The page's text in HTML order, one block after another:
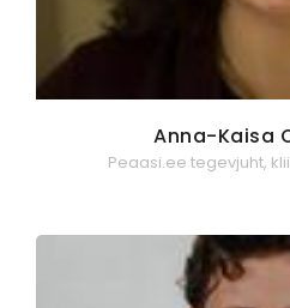
Anna-Kaisa
Peaasi.ee tegevjuht,